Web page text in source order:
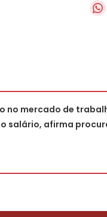
no mercado de
salário, afirma